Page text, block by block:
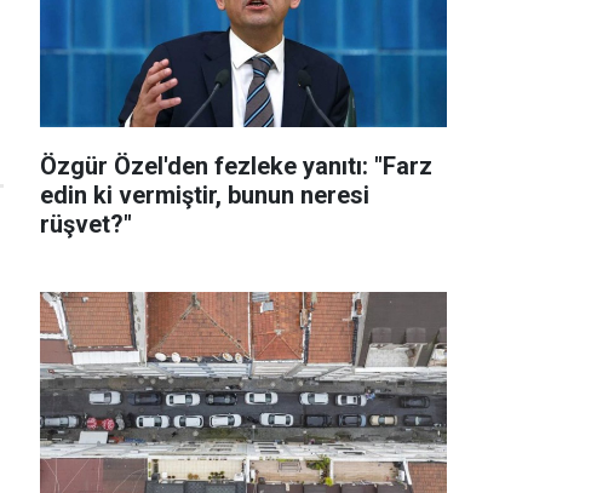
Özgür Özel'den fezleke yanıtı: "Farz
edin ki vermiştir, bunun neresi
rüşvet?"